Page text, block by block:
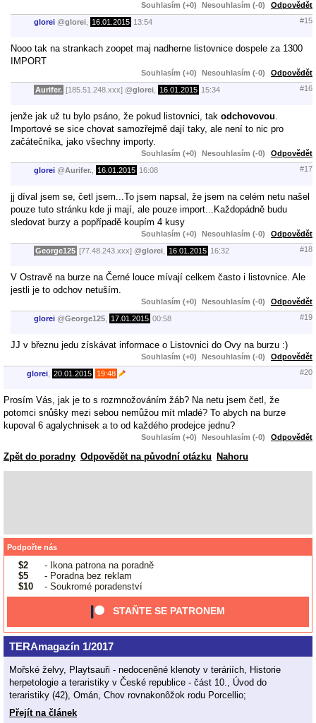
Souhlasím (+0) Nesouhlasím (-0) Odpovědět
glorei @glorei 16.01.2015 13:54 #15
Nooo tak na strankach zoopet maj nadherne listovnice dospele za 1300
IMPORT
Souhlasím (+0) Nesouhlasím (-0) Odpovědět
Aurifer. [185.51.248.xxx] @glorei 16.01.2015 15:34 #16
jenže jak už tu bylo psáno, že pokud listovnici, tak odchovovou
Importové se sice chovat samozřejmě dají taky, ale není to nic pro
začátečníka, jako všechny importy.
Souhlasím (+0) Nesouhlasím (-0) Odpovědět
glorei @Aurifer. 16.01.2015 16:08 #17
jj díval jsem se, četl jsem...To jsem napsal, že jsem na celém netu našel
pouze tuto stránku kde ji mají, ale pouze import...Každopádně budu
sledovat burzy a popřípadě koupím 4 kusy
Souhlasím (+0) Nesouhlasím (-0) Odpovědět
George125 [77.48.243.xxx] @glorei 16.01.2015 16:32 #18
V Ostravě na burze na Černé louce mívají celkem často i listovnice. Ale
jestli je to odchov netuším.
Souhlasím (+0) Nesouhlasím (-0) Odpovědět
glorei @George125 17.01.2015 00:58 #19
JJ v březnu jedu získávat informace o Listovnici do Ovy na burzu :)
Souhlasím (+0) Nesouhlasím (-0) Odpovědět
glorei 20.01.2015 19:48 #20
Prosím Vás, jak je to s rozmnožováním žáb? Na netu jsem četl, že
potomci snůšky mezi sebou nemůžou mít mladé? To abych na burze
kupoval 6 agalychnisek a to od každého prodejce jednu?
Souhlasím (+0) Nesouhlasím (-0) Odpovědět
Zpět do poradny Odpovědět na původní otázku Nahoru
Podpořte nás
$2
- Ikona patrona na poradně
$5
- Poradna bez reklam
$10
- Soukromé poradenství
STAŇTE SE PATRONEM
TERAmagazín 1/2017
Mořské želvy, Playtsauři - nedoceněné klenoty v teráriích, Historie
herpetologie a teraristiky v České republice - část 10., Úvod do
teraristiky (42), Omán, Chov rovnakonôžok rodu Porcellio;
Přejít na článek